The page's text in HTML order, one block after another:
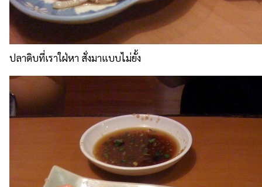
ปลาดิบที่เราใฝ่หา สั่งมาแบบไม่ยั้ง